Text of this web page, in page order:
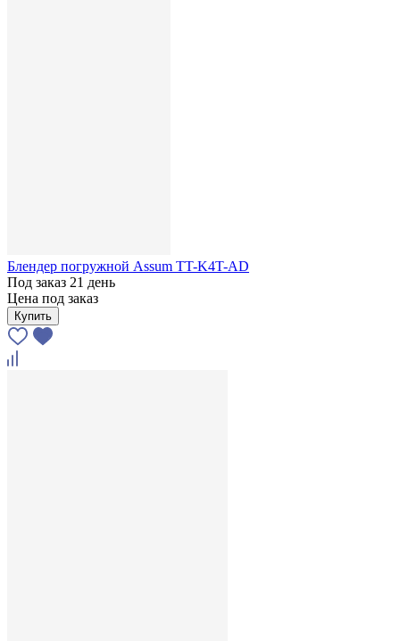
Блендер погружной Assum TT-K4T-AD
Под заказ 21 день
Цена под заказ
Купить